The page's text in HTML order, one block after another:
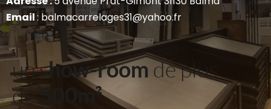
Email : balmacarrelages31@yahoo.fr
un show-room de plus
de 500m²